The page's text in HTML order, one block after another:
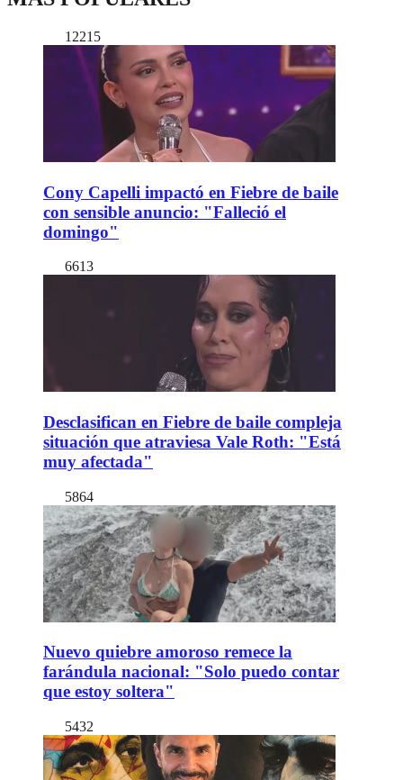
12215
Cony Capelli impactó en Fiebre de baile
con sensible anuncio: "Falleció el
domingo"
6613
Desclasifican en Fiebre de baile compleja
situación que atraviesa Vale Roth: "Está
muy afectada"
5864
Nuevo quiebre amoroso remece la
farándula nacional: "Solo puedo contar
que estoy soltera"
5432